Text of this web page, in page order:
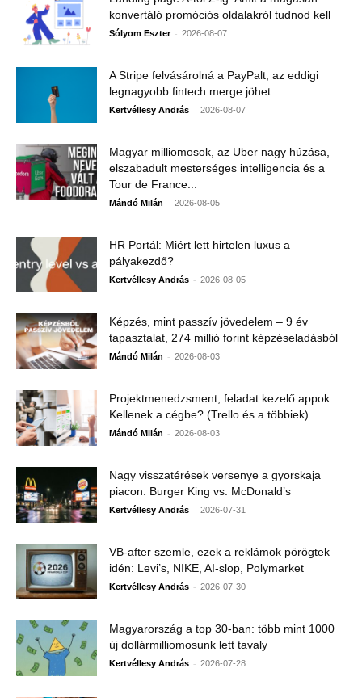
konvertáló promóciós oldalakról tudnod kell
Sólyom Eszter - 2026-08-07
A Stripe felvásárolná a PayPalt, az eddigi
legnagyobb fintech merge jöhet
Kertvéllesy András - 2026-08-07
Magyar milliomosok, az Uber nagy húzása,
elszabadult mesterséges intelligencia és a
Tour de France...
Mándó Milán - 2026-08-05
HR Portál: Miért lett hirtelen luxus a
pályakezdő?
Kertvéllesy András - 2026-08-05
Képzés, mint passzív jövedelem – 9 év
tapasztalat, 274 millió forint képzéseladásból
Mándó Milán - 2026-08-03
Projektmenedzsment, feladat kezelő appok.
Kellenek a cégbe? (Trello és a többiek)
Mándó Milán - 2026-08-03
Nagy visszatérések versenye a gyorskaja
piacon: Burger King vs. McDonald’s
Kertvéllesy András - 2026-07-31
VB-after szemle, ezek a reklámok pörögtek
idén: Levi’s, NIKE, AI-slop, Polymarket
Kertvéllesy András - 2026-07-30
Magyarország a top 30-ban: több mint 1000
új dollármilliomosunk lett tavaly
Kertvéllesy András - 2026-07-28